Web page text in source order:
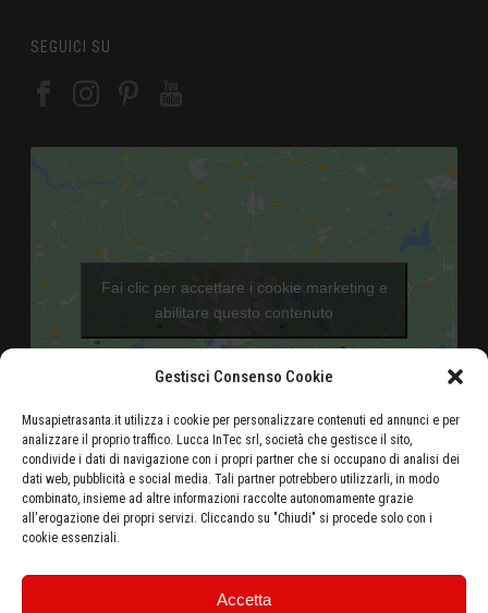
Gestisci Consenso Cookie
Musapietrasanta.it utilizza i cookie per personalizzare contenuti ed annunci e per
analizzare il proprio traffico. Lucca InTec srl, società che gestisce il sito,
condivide i dati di navigazione con i propri partner che si occupano di analisi dei
dati web, pubblicità e social media. Tali partner potrebbero utilizzarli, in modo
combinato, insieme ad altre informazioni raccolte autonomamente grazie
all'erogazione dei propri servizi. Cliccando su "Chiudi" si procede solo con i
cookie essenziali.
Accetta
SEGUICI SU
Fai clic per accettare i cookie marketing e
abilitare questo contenuto
Aeroporto di Pisa - 46 Km
Autostrada Azzurra E80 Casello Versilia - 5 Km
Stazione ferroviaria di Pietrasanta - 500 metri